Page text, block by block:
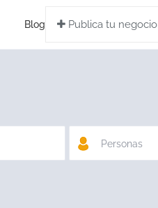
Publica tu negocio
Blog
Personas